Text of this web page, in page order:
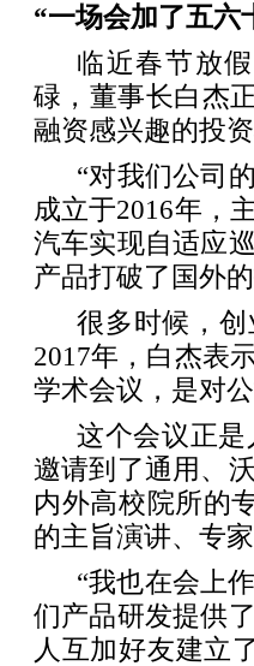
“一场会加了五六
临近春节放
碌，董事长白杰
融资感兴趣的投
“对我们公司
成立于2016年，
汽车实现自适应
产品打破了国外的
很多时候，
2017年，白杰表
学术会议，是对
这个会议正
邀请到了通用、
内外高校院所的
的主旨演讲、专
“我也在会上
们产品研发提供
人互加好友建立